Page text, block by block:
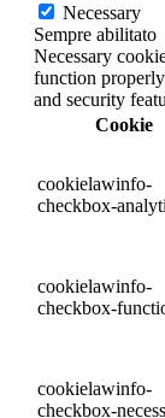
Necessary
Sempre abilitato
Necessary
function
and security
Cookie
cookielawinfo-
checkbox-
cookielawinfo-
checkbox-
cookielawinfo-
checkbox-